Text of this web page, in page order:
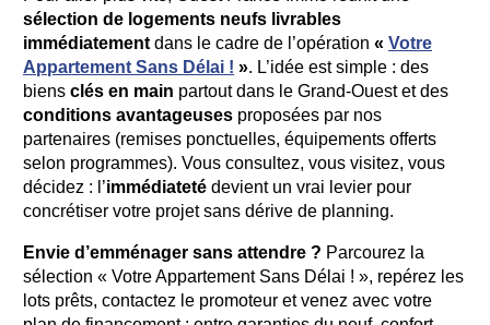
sélection de logements neufs livrables
immédiatement dans le cadre de l’opération « Votre
Appartement Sans Délai ! ». L’idée est simple : des
biens clés en main partout dans le Grand-Ouest et des
conditions avantageuses proposées par nos
partenaires (remises ponctuelles, équipements offerts
selon programmes). Vous consultez, vous visitez, vous
décidez : l’immédiateté devient un vrai levier pour
concrétiser votre projet sans dérive de planning.
Envie d’emménager sans attendre ? Parcourez la
sélection « Votre Appartement Sans Délai ! », repérez les
lots prêts, contactez le promoteur et venez avec votre